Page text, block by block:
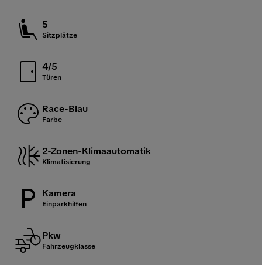
5
Sitzplätze
4/5
Türen
Race-Blau
Farbe
2-Zonen-Klimaautomatik
Klimatisierung
Kamera
Einparkhilfen
Pkw
Fahrzeugklasse